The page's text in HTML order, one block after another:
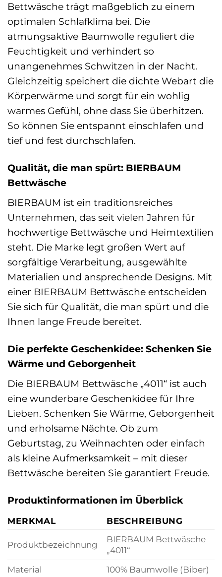
Bettwäsche trägt maßgeblich zu einem
optimalen Schlafklima bei. Die
atmungsaktive Baumwolle reguliert die
Feuchtigkeit und verhindert so
unangenehmes Schwitzen in der Nacht.
Gleichzeitig speichert die dichte Webart die
Körperwärme und sorgt für ein wohlig
warmes Gefühl, ohne dass Sie überhitzen.
So können Sie entspannt einschlafen und
tief und fest durchschlafen.
Qualität, die man spürt: BIERBAUM
Bettwäsche
BIERBAUM ist ein traditionsreiches
Unternehmen, das seit vielen Jahren für
hochwertige Bettwäsche und Heimtextilien
steht. Die Marke legt großen Wert auf
sorgfältige Verarbeitung, ausgewählte
Materialien und ansprechende Designs. Mit
einer BIERBAUM Bettwäsche entscheiden
Sie sich für Qualität, die man spürt und die
Ihnen lange Freude bereitet.
Die perfekte Geschenkidee: Schenken Sie
Wärme und Geborgenheit
Die BIERBAUM Bettwäsche „4011“ ist auch
eine wunderbare Geschenkidee für Ihre
Lieben. Schenken Sie Wärme, Geborgenheit
und erholsame Nächte. Ob zum
Geburtstag, zu Weihnachten oder einfach
als kleine Aufmerksamkeit – mit dieser
Bettwäsche bereiten Sie garantiert Freude.
Produktinformationen im Überblick
MERKMAL BESCHREIBUNG
Produktbezeichnung
BIERBAUM Bettwäsche
„4011“
Material
100% Baumwolle (Biber)